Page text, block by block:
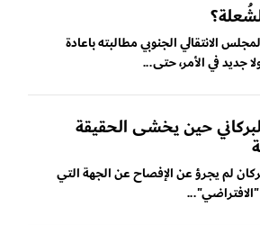
الانتقالي الجنوبي مطالبته باعادة
جديد في الأمر، حتى...
حين يخشى الحقيقة
لم يجرؤ عن الإفصاح عن الجهة التي